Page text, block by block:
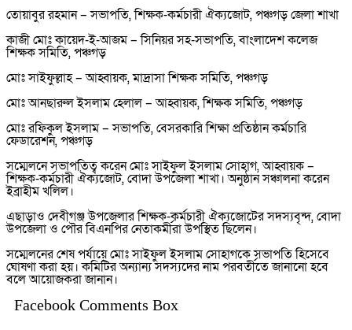
তোয়াবুর রহমান – সভাপতি, শিক্ষক-কর্মচারী ঐক্যজোট, পঞ্চগড় জেলা শাখা
কাজী মোঃ কায়েদ-ই-আজম – সিনিয়র সহ-সভাপতি, বাংলাদেশ কলেজ
শিক্ষক সমিতি, পঞ্চগড়
মোঃ সাইফুল্লাহ – আহ্বায়ক, মাদ্রাসা শিক্ষক সমিতি, পঞ্চগড়
মোঃ আনছারুল ইসলাম হেলাল – আহ্বায়ক, শিক্ষক সমিতি, পঞ্চগড়
মোঃ রফিকুল ইসলাম – সভাপতি, বেসরকারি শিক্ষা প্রতিষ্ঠান কর্মচারি
ফেডারেশন, পঞ্চগড়
সম্মেলনে সভাপতিত্ব করেন মোঃ সাইফুল ইসলাম সোহাগ, আহ্বায়ক –
শিক্ষক-কর্মচারী ঐক্যজোট, বোদা উপজেলা শাখা। অনুষ্ঠান সঞ্চালনা করেন
ইব্রাহীম খলিল।
এছাড়াও দেবীগঞ্জ উপজেলার শিক্ষক-কর্মচারী ঐক্যজোটের সদস্যবৃন্দ, বোদা
উপজেলা ও পৌর বিএনপির নেতাকর্মীরা উপস্থিত ছিলেন।
সম্মেলনের শেষ পর্যায়ে মোঃ সাইফুল ইসলাম সোহাগকে সভাপতি হিসেবে
ঘোষণা করা হয়। কমিটির অন্যান্য সদস্যদের নাম পরবর্তীতে জানানো হবে
বলে আয়োজকরা জানান।
Facebook Comments Box